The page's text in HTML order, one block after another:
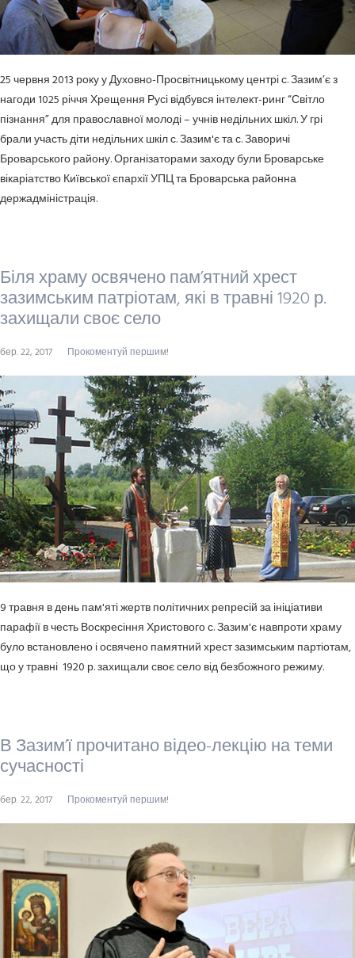
25 червня 2013 року у Духовно-Просвітницькому центрі с. Зазим’є з
нагоди 1025 річчя Хрещення Русі відбувся інтелект-ринг “Світло
пізнання” для православної молоді – учнів недільних шкіл. У грі
брали участь діти недільних шкіл с. Зазим'є та с. Заворичі
Броварського району. Організаторами заходу були Броварське
вікаріатство Київської єпархії УПЦ та Броварська районна
держадміністрація.
Біля храму освячено пам’ятний хрест
зазимським патріотам, які в травні 1920 р.
захищали своє село
бер. 22, 2017 Прокоментуй першим!
9 травня в день пам'яті жертв політичних репресій за ініціативи
парафії в честь Воскресіння Христового с. Зазим'є навпроти храму
було встановлено і освячено памятний хрест зазимським партіотам,
що у травні 1920 р. захищали своє село від безбожного режиму.
В Зазим’ї прочитано відео-лекцію на теми
сучасності
бер. 22, 2017 Прокоментуй першим!